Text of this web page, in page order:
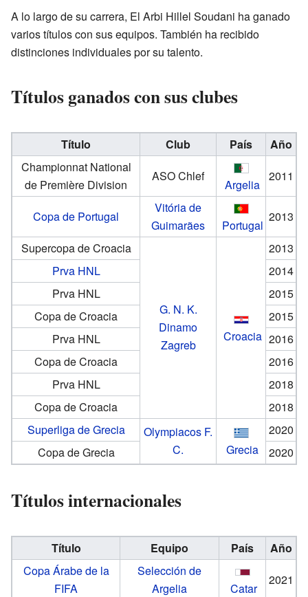
A lo largo de su carrera, El Arbi Hillel Soudani ha ganado
varios títulos con sus equipos. También ha recibido
distinciones individuales por su talento.
Títulos ganados con sus clubes
Título Club País
Año
Championnat National
de Première Division
ASO Chlef
Argelia
2011
Copa de Portugal
Vitória de
Guimarães
Portugal
2013
Supercopa de Croacia
G. N. K.
Dinamo
Zagreb
Croacia
2013
Prva HNL
2014
Prva HNL
2015
Copa de Croacia
2015
Prva HNL
2016
Copa de Croacia
2016
Prva HNL
2018
Copa de Croacia
2018
Superliga de Grecia
Olympiacos F.
C.
Grecia
2020
Copa de Grecia
2020
Títulos internacionales
Título Equipo País
Año
Copa Árabe de la
FIFA
Selección de
Argelia
Catar
2021